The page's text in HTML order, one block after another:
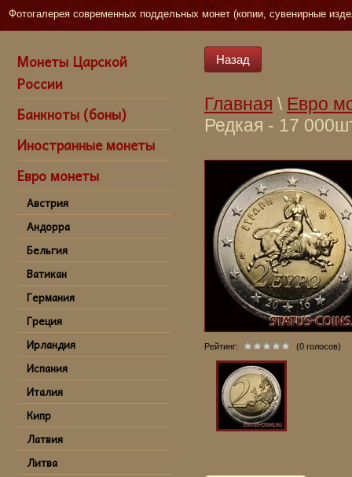
Фотогалерея современных поддельных монет (копии, сувенирные
Монеты Царской
России
Банкноты (боны)
Иностранные монеты
Евро монеты
Австрия
Андорра
Бельгия
Ватикан
Германия
Греция
Ирландия
Испания
Италия
Кипр
Латвия
Литва
Назад
Главная \ Евро
Редкая - 17
Греция,купить
Греции
Греции в
спб,kupit'
god Greciya,
Sankt-
Рейтинг: (0 голосов)